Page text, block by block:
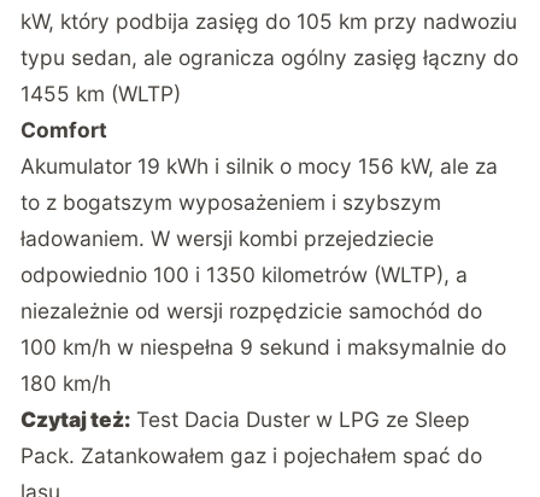
kW, który podbija zasięg do 105 km przy nadwoziu
typu sedan, ale ogranicza ogólny zasięg łączny do
1455 km (WLTP)
Comfort
Akumulator 19 kWh i silnik o mocy 156 kW, ale za
to z bogatszym wyposażeniem i szybszym
ładowaniem. W wersji kombi przejedziecie
odpowiednio 100 i 1350 kilometrów (WLTP), a
niezależnie od wersji rozpędzicie samochód do
100 km/h w niespełna 9 sekund i maksymalnie do
180 km/h
Czytaj też: Test Dacia Duster w LPG ze Sleep
Pack. Zatankowałem gaz i pojechałem spać do
lasu